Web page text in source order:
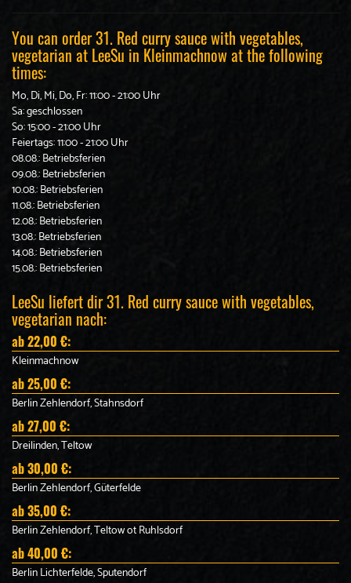
You can order 31. Red curry sauce with vegetables,
vegetarian at LeeSu in Kleinmachnow at the following
times:
Mo, Di, Mi, Do, Fr: 11:00 - 21:00 Uhr
Sa: geschlossen
So: 15:00 - 21:00 Uhr
Feiertags: 11:00 - 21:00 Uhr
08.08.: Betriebsferien
09.08.: Betriebsferien
10.08.: Betriebsferien
11.08.: Betriebsferien
12.08.: Betriebsferien
13.08.: Betriebsferien
14.08.: Betriebsferien
15.08.: Betriebsferien
LeeSu liefert dir 31. Red curry sauce with vegetables,
vegetarian nach:
ab 22,00 €:
Kleinmachnow
ab 25,00 €:
Berlin Zehlendorf, Stahnsdorf
ab 27,00 €:
Dreilinden, Teltow
ab 30,00 €:
Berlin Zehlendorf, Güterfelde
ab 35,00 €:
Berlin Zehlendorf, Teltow ot Ruhlsdorf
ab 40,00 €:
Berlin Lichterfelde, Sputendorf